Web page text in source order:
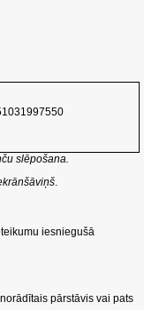
slēpošana.
.
iesniegušā
pārstāvis vai pats